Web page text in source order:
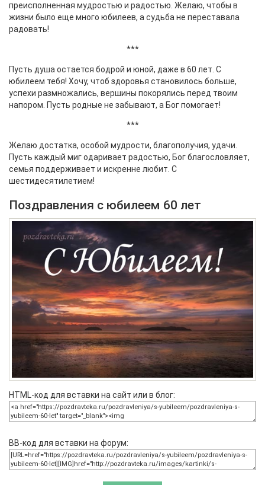
преисполненная мудростью и радостью. Желаю, чтобы в
жизни было еще много юбилеев, а судьба не переставала
радовать!
***
Пусть душа остается бодрой и юной, даже в 60 лет. С
юбилеем тебя! Хочу, чтоб здоровья становилось больше,
успехи размножались, вершины покорялись перед твоим
напором. Пусть родные не забывают, а Бог помогает!
***
Желаю достатка, особой мудрости, благополучия, удачи.
Пусть каждый миг одаривает радостью, Бог благословляет,
семья поддерживает и искренне любит. С
шестидесятилетием!
Поздравления с юбилеем 60 лет
HTML-код для вставки на сайт или в блог:
BB-код для вставки на форум: